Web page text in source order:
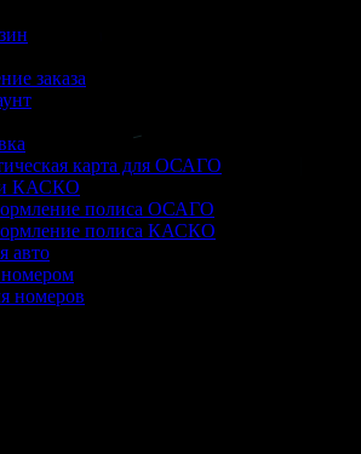
заказа
карта для ОСАГО
КАСКО
полиса ОСАГО
полиса КАСКО
авто
номеров